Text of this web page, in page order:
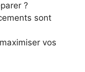
?
sont
vos